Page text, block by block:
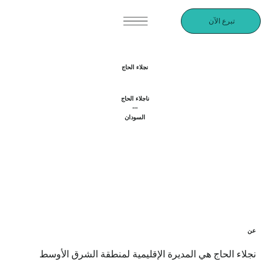
تبرع الآن
نجلاء الحاج
ناجلاء الحاج
...
السودان
عن
نجلاء الحاج هي المديرة الإقليمية لمنطقة الشرق الأوسط